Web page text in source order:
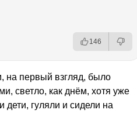
146
на первый взгляд, было
светло, как днём, хотя уже
дети, гуляли и сидели на